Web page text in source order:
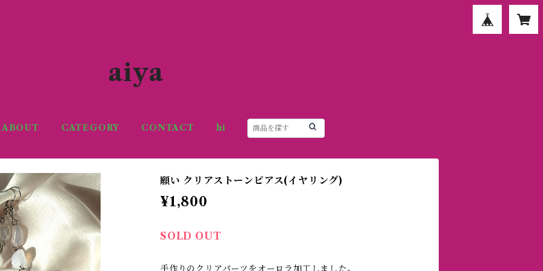
aiya
ABOUT CATEGORY CONTACT hi
願い クリアストーンピアス(イヤリング)
¥1,800
SOLD OUT
手作りのクリアパーツをオーロラ加工しました。